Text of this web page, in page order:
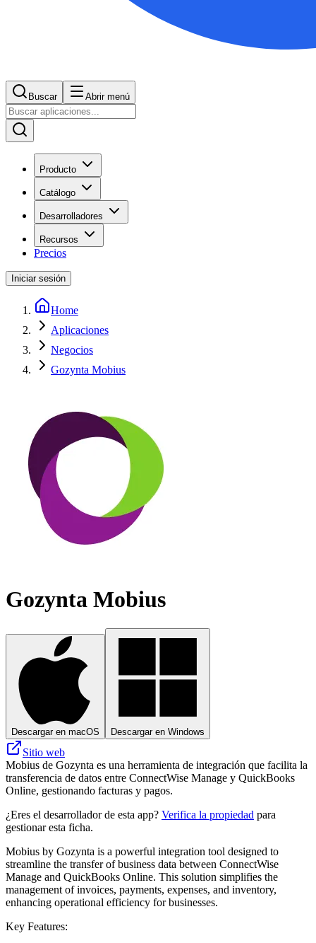
Buscar Abrir menú
Producto
Catálogo
Desarrolladores
Recursos
Precios
Iniciar sesión
Home
Aplicaciones
Negocios
Gozynta Mobius
Gozynta Mobius
Descargar en macOS Descargar en Windows
Sitio web
Mobius de Gozynta es una herramienta de integración que facilita la
transferencia de datos entre ConnectWise Manage y QuickBooks
Online, gestionando facturas y pagos.
¿Eres el desarrollador de esta app? Verifica la propiedad para
gestionar esta ficha.
Mobius by Gozynta is a powerful integration tool designed to
streamline the transfer of business data between ConnectWise
Manage and QuickBooks Online. This solution simplifies the
management of invoices, payments, expenses, and inventory,
enhancing operational efficiency for businesses.
Key Features: